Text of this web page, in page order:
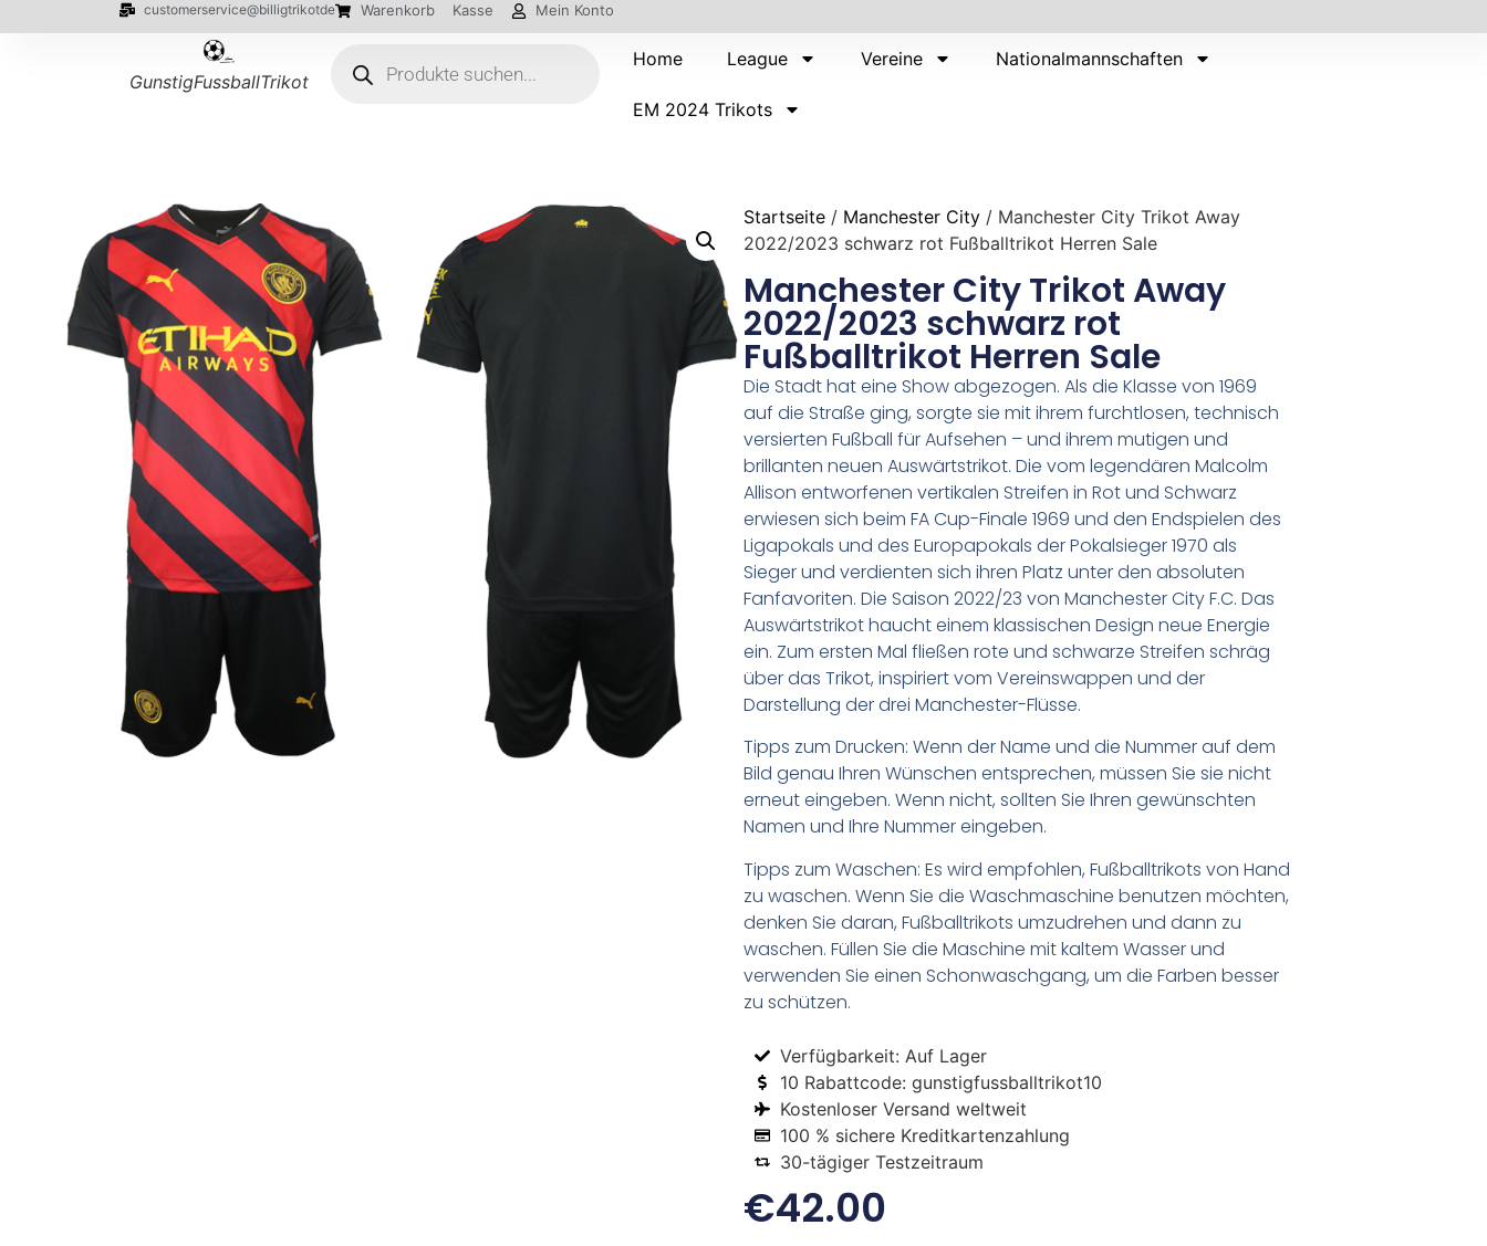
customerservice@billigtrikotde Warenkorb Kasse Mein Konto
GunstigFussballTrikot
Home League Vereine Nationalmannschaften
EM 2024 Trikots
Startseite / Manchester City / Manchester City Trikot Away
2022/2023 schwarz rot Fußballtrikot Herren Sale
Manchester City Trikot Away
2022/2023 schwarz rot
Fußballtrikot Herren Sale
Die Stadt hat eine Show abgezogen. Als die Klasse von 1969
auf die Straße ging, sorgte sie mit ihrem furchtlosen, technisch
versierten Fußball für Aufsehen – und ihrem mutigen und
brillanten neuen Auswärtstrikot. Die vom legendären Malcolm
Allison entworfenen vertikalen Streifen in Rot und Schwarz
erwiesen sich beim FA Cup-Finale 1969 und den Endspielen des
Ligapokals und des Europapokals der Pokalsieger 1970 als
Sieger und verdienten sich ihren Platz unter den absoluten
Fanfavoriten. Die Saison 2022/23 von Manchester City F.C. Das
Auswärtstrikot haucht einem klassischen Design neue Energie
ein. Zum ersten Mal fließen rote und schwarze Streifen schräg
über das Trikot, inspiriert vom Vereinswappen und der
Darstellung der drei Manchester-Flüsse.
Tipps zum Drucken: Wenn der Name und die Nummer auf dem
Bild genau Ihren Wünschen entsprechen, müssen Sie sie nicht
erneut eingeben. Wenn nicht, sollten Sie Ihren gewünschten
Namen und Ihre Nummer eingeben.
Tipps zum Waschen: Es wird empfohlen, Fußballtrikots von Hand
zu waschen. Wenn Sie die Waschmaschine benutzen möchten,
denken Sie daran, Fußballtrikots umzudrehen und dann zu
waschen. Füllen Sie die Maschine mit kaltem Wasser und
verwenden Sie einen Schonwaschgang, um die Farben besser
zu schützen.
Verfügbarkeit: Auf Lager
10 Rabattcode: gunstigfussballtrikot10
Kostenloser Versand weltweit
100 % sichere Kreditkartenzahlung
30-tägiger Testzeitraum
€42.00